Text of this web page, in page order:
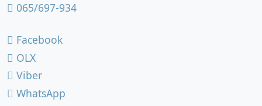
065/697-934
Facebook
OLX
Viber
WhatsApp